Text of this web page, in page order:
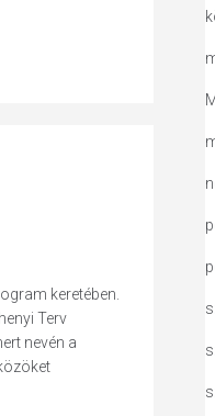
keretében.
Terv
nevén a